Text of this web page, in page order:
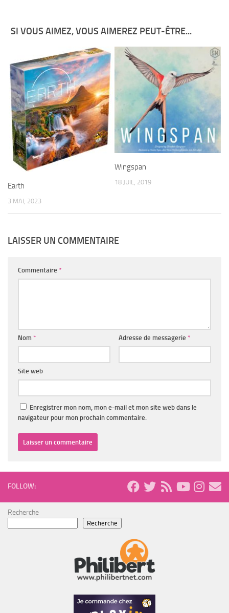
SI VOUS AIMEZ, VOUS AIMEREZ PEUT-ÊTRE...
Earth
3 MAI, 2023
Wingspan
18 JUIL, 2019
LAISSER UN COMMENTAIRE
Commentaire *
Nom * Adresse de messagerie *
Site web
Enregistrer mon nom, mon e-mail et mon site web dans le
navigateur pour mon prochain commentaire.
FOLLOW:
Recherche
Recherche